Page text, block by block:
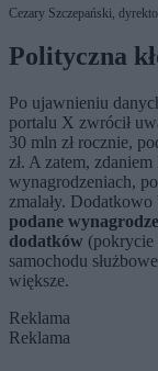
Cezary Szczepański,
Polityczna
Po ujawnieniu
portalu X zwrócił
30 mln zł rocznie,
zł. A zatem,
wynagrodzeniach,
zmalały.
podane
dodatków (pokrycie
samochodu
większe.
Reklama
Reklama